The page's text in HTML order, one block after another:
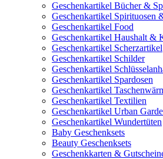
Geschenkartikel Bücher &
Geschenkartikel Spirituosen
Geschenkartikel Food
Geschenkartikel Haushalt &
Geschenkartikel Scherzartikel
Geschenkartikel Schilder
Geschenkartikel
Geschenkartikel Spardosen
Geschenkartikel
Geschenkartikel Textilien
Geschenkartikel Urban
Geschenkartikel Wundertüten
Baby Geschenksets
Beauty Geschenksets
Geschenkkarten &